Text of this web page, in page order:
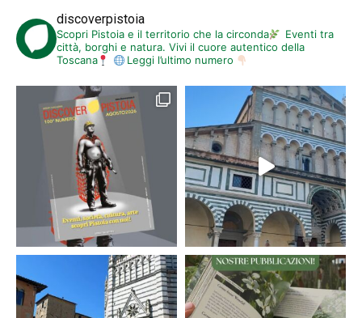
discoverpistoia
Scopri Pistoia e il territorio che la circonda
Eventi tra
città, borghi e natura. Vivi il cuore autentico della
Toscana
Leggi l’ultimo numero